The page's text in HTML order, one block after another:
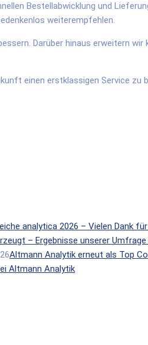
Bestellabwicklung und
weiterempfehlen.
Darüber hinaus erweitern
einen erstklassigen Service
analytica 2026 – Vielen Dank
– Ergebnisse unserer Umfrage
Altmann Analytik erneut als Top
Altmann Analytik